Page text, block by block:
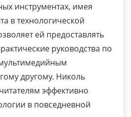
инструментах, имея
в технологической
ей предоставлять
руководства по
другому. Николь
эффективно
в повседневной